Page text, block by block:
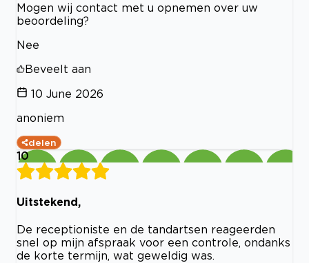
Mogen wij contact met u opnemen over uw
beoordeling?
Nee
Beveelt aan
10 June 2026
anoniem
delen
10
Uitstekend,
De receptioniste en de tandartsen reageerden
snel op mijn afspraak voor een controle, ondanks
de korte termijn, wat geweldig was.